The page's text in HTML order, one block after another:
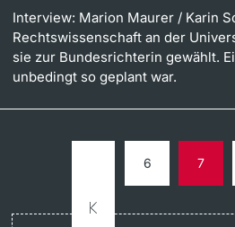
Interview: Marion Maurer / Karin
Rechtswissenschaft an der
sie zur Bundesrichterin gewählt.
unbedingt so geplant war.
6 7